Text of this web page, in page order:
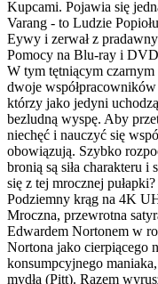
Kupcami. Pojawia się
Varang - to Ludzie
Eywy i zerwał z
Pomocy na Blu-ray i
W tym tętniącym
dwoje
którzy jako jedyni
bezludną wyspę. Aby
niechęć i nauczyć się
obowiązują. Szybko
bronią są siła charakteru
się z tej mrocznej pułapki?
Podziemny krąg na 4K
Mroczna, przewrotna
Edwardem Nortonem w
Nortona jako cierpiącego
konsumpcyjnego
mydła (Pitt). Razem